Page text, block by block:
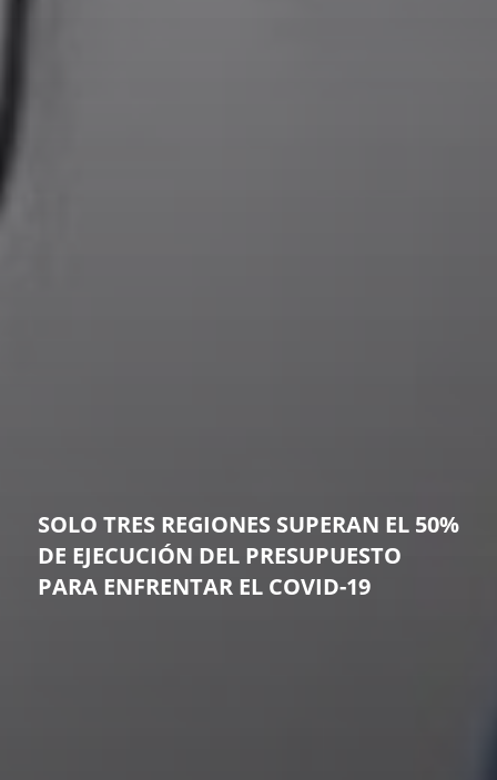
SOLO TRES REGIONES SUPERAN EL 50%
DE EJECUCIÓN DEL PRESUPUESTO
PARA ENFRENTAR EL COVID-19